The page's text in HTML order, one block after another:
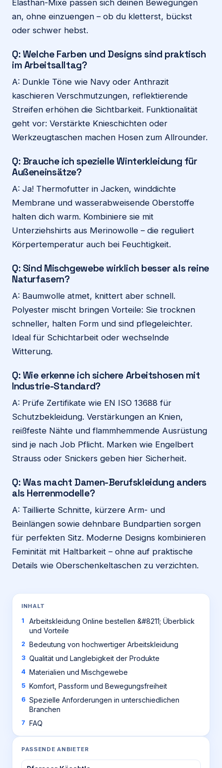
Elasthan-Mixe passen sich deinen Bewegungen
an, ohne einzuengen – ob du kletterst, bückst
oder schwer hebst.
Q: Welche Farben und Designs sind praktisch
im Arbeitsalltag?
A: Dunkle Töne wie Navy oder Anthrazit
kaschieren Verschmutzungen, reflektierende
Streifen erhöhen die Sichtbarkeit. Funktionalität
geht vor: Verstärkte Knieschichten oder
Werkzeugtaschen machen Hosen zum Allrounder.
Q: Brauche ich spezielle Winterkleidung für
Außeneinsätze?
A: Ja! Thermofutter in Jacken, winddichte
Membrane und wasserabweisende Oberstoffe
halten dich warm. Kombiniere sie mit
Unterziehshirts aus Merinowolle – die reguliert
Körpertemperatur auch bei Feuchtigkeit.
Q: Sind Mischgewebe wirklich besser als reine
Naturfasern?
A: Baumwolle atmet, knittert aber schnell.
Polyester mischt bringen Vorteile: Sie trocknen
schneller, halten Form und sind pflegeleichter.
Ideal für Schichtarbeit oder wechselnde
Witterung.
Q: Wie erkenne ich sichere Arbeitshosen mit
Industrie-Standard?
A: Prüfe Zertifikate wie EN ISO 13688 für
Schutzbekleidung. Verstärkungen an Knien,
reißfeste Nähte und flammhemmende Ausrüstung
sind je nach Job Pflicht. Marken wie Engelbert
Strauss oder Snickers geben hier Sicherheit.
Q: Was macht Damen-Berufskleidung anders
als Herrenmodelle?
A: Taillierte Schnitte, kürzere Arm- und
Beinlängen sowie dehnbare Bundpartien sorgen
für perfekten Sitz. Moderne Designs kombinieren
Feminität mit Haltbarkeit – ohne auf praktische
Details wie Oberschenkeltaschen zu verzichten.
INHALT
Arbeitskleidung Online bestellen &#8211; Überblick
und Vorteile
Bedeutung von hochwertiger Arbeitskleidung
Qualität und Langlebigkeit der Produkte
Materialien und Mischgewebe
Komfort, Passform und Bewegungsfreiheit
Spezielle Anforderungen in unterschiedlichen
Branchen
FAQ
PASSENDE ANBIETER